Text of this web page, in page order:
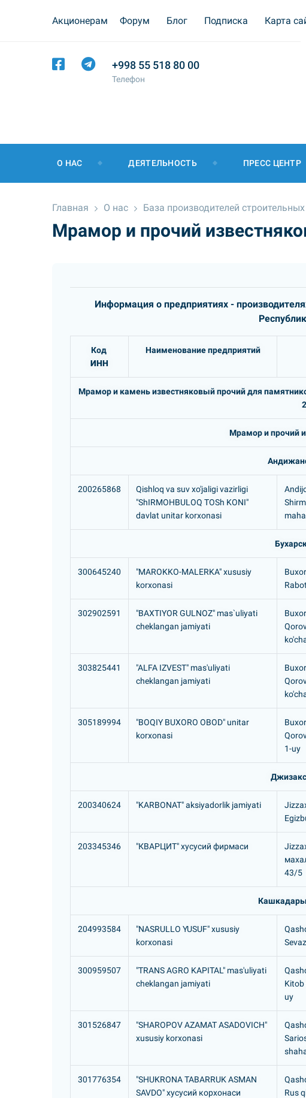
Акционерам Форум Блог Подписка Карта
+998 55 518 80 00
Телефон
О НАС ДЕЯТЕЛЬНОСТЬ ПРЕСС ЦЕНТР
Главная О нас База производителей
Мрамор и прочий
Информация о предприятиях -
Код
ИНН
Наименование предприятий
Мрамор и камень известняковый прочий для
Мрамор и прочий
200265868
Qishloq va suv xo'jaligi vazirligi
"ShIRMOHBULOQ TOSh KONI"
davlat unitar korxonasi
300645240
"MAROKKO-MALERKA" xususiy
korxonasi
302902591
"BAXTIYOR GULNOZ" mas`uliyati
cheklangan jamiyati
303825441
"ALFA IZVEST" mas'uliyati
cheklangan jamiyati
305189994
"BOQIY BUXORO OBOD" unitar
korxonasi
1-uy
200340624 "KARBONAT" aksiyadorlik jamiyati
203345346 "КВАРЦИТ" хусусий фирмаси
43/5
204993584
"NASRULLO YUSUF" xususiy
korxonasi
300959507
"TRANS AGRO KAPITAL" mas'uliyati
cheklangan jamiyati
Kitob
uy
301526847
"SHAROPOV AZAMAT ASADOVICH"
xususiy korxonasi
301776354
"SHUKRONA TABARRUK ASMAN
SAVDO" хусусий корхонаси
Rus